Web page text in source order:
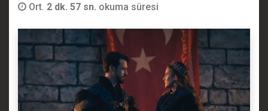
Ort. 2 dk. 57 sn. okuma süresi